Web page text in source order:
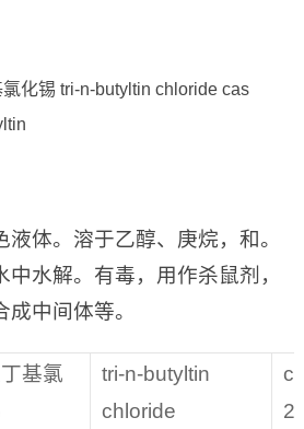
化锡 tri-n-butyltin chloride cas
体。溶于乙醇、庚烷，和。
水解。有毒，用作杀鼠剂，
中间体等。
基氯
tri-n-butyltin
chloride